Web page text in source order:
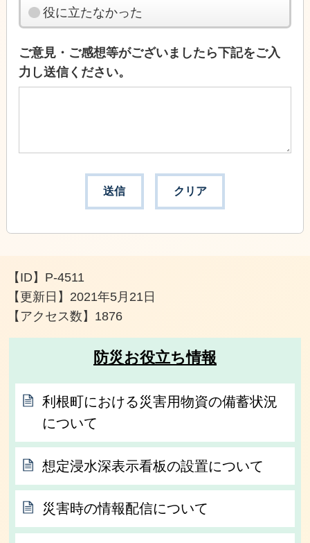
役に立たなかった
ご意見・ご感想等がございましたら下記をご入
力し送信ください。
【ID】 P-4511
【更新日】 2021年5月21日
【アクセス数】 1876
防災お役立ち情報
利根町における災害用物資の備蓄状況
について
想定浸水深表示看板の設置について
災害時の情報配信について